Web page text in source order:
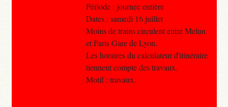
Période : journée entière
Dates : samedi 16 juillet
Moins de trains circulent entre Melun
et Paris Gare de Lyon.
Les horaires du calculateur d'itinéraire
tiennent compte des travaux.
Motif : travaux.